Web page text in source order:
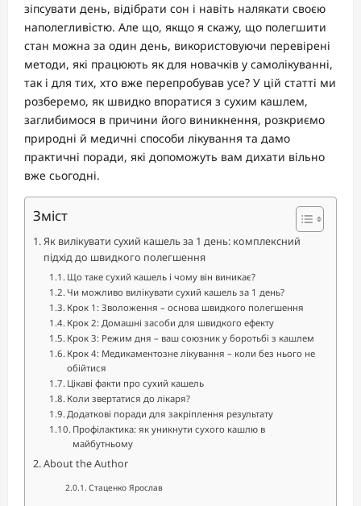
зіпсувати день, відібрати сон і навіть налякати своєю
наполегливістю. Але що, якщо я скажу, що полегшити
стан можна за один день, використовуючи перевірені
методи, які працюють як для новачків у самолікуванні,
так і для тих, хто вже перепробував усе? У цій статті ми
розберемо, як швидко впоратися з сухим кашлем,
заглибимося в причини його виникнення, розкриємо
природні й медичні способи лікування та дамо
практичні поради, які допоможуть вам дихати вільно
вже сьогодні.
Зміст
Як вилікувати сухий кашель за 1 день: комплексний
підхід до швидкого полегшення
Що таке сухий кашель і чому він виникає?
Чи можливо вилікувати сухий кашель за 1 день?
Крок 1: Зволоження – основа швидкого полегшення
Крок 2: Домашні засоби для швидкого ефекту
Крок 3: Режим дня – ваш союзник у боротьбі з кашлем
Крок 4: Медикаментозне лікування – коли без нього не
обійтися
Цікаві факти про сухий кашель
Коли звертатися до лікаря?
Додаткові поради для закріплення результату
Профілактика: як уникнути сухого кашлю в
майбутньому
About the Author
Стаценко Ярослав